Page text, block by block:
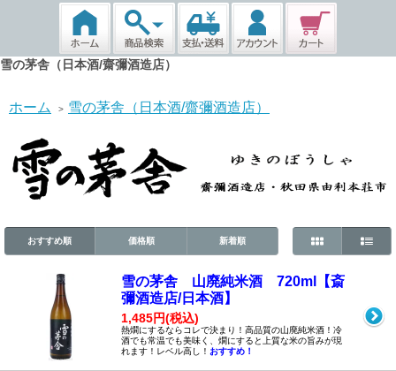
雪の茅舎（日本酒/齋彌酒造店）
ホーム > 雪の茅舎（日本酒/齋彌酒造店）
おすすめ順 価格順 新着順
雪の茅舎 山廃純米酒 720ml【斎
彌酒造店/日本酒】
1,485円(税込)
熱燗にするならコレで決まり！高品質の山廃純米酒！冷
酒でも常温でも美味く、燗にすると上質な米の旨みが現
れます！レベル高し！ おすすめ！